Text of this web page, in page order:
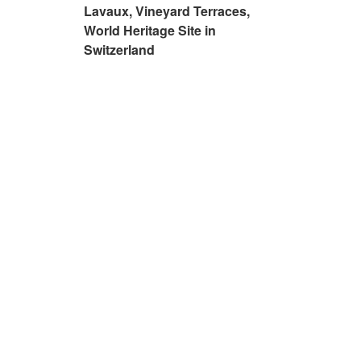
Lavaux, Vineyard Terraces,
World Heritage Site in
Switzerland